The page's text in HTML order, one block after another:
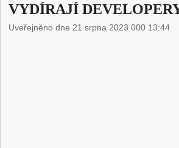
VYDÍRAJÍ
Uveřejněno dne 21 srpna 2023 000 13:44